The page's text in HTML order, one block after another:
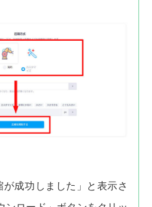
が成功しました」と表示さ